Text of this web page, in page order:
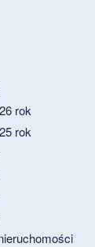
rok
rok